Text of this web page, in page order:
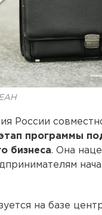
России
программы
бизнеса. Она
на базе